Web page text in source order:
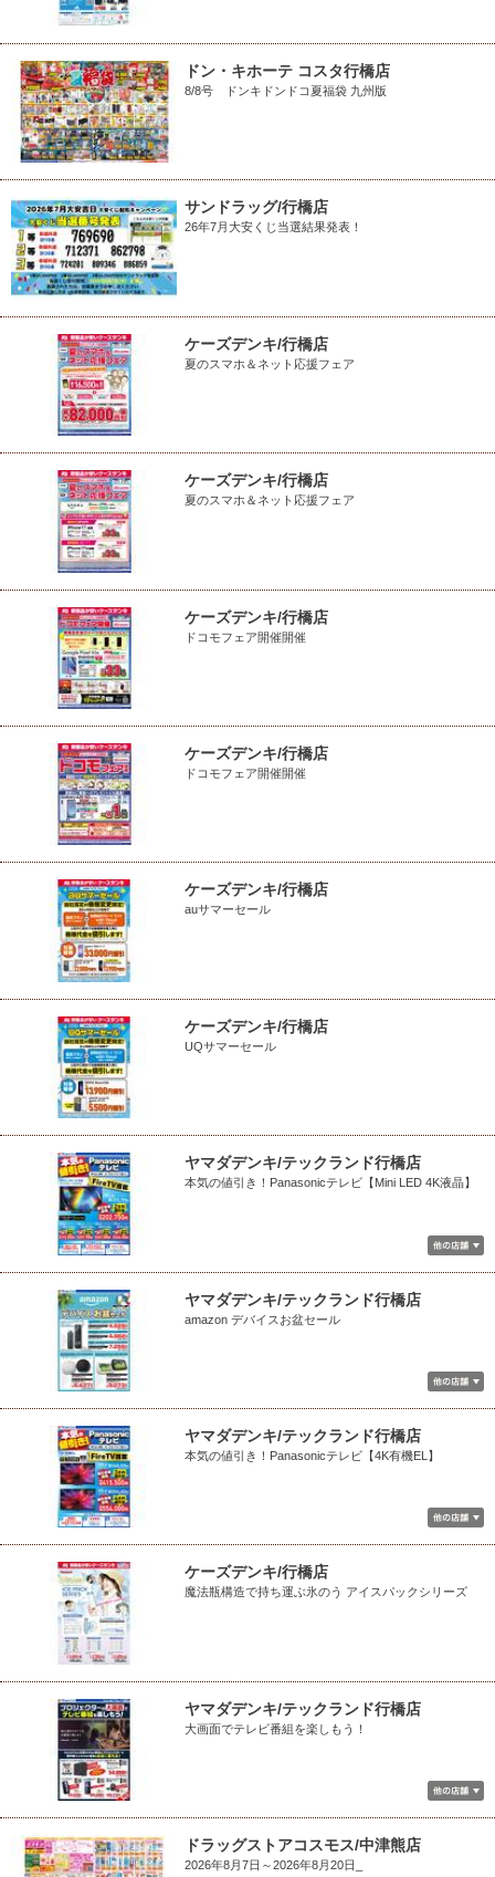
ドン・キホーテ コスタ行橋店
8/8号 ドンキドンドコ夏福袋 九州版
サンドラッグ/行橋店
26年7月大安くじ当選結果発表！
ケーズデンキ/行橋店
夏のスマホ＆ネット応援フェア
ケーズデンキ/行橋店
夏のスマホ＆ネット応援フェア
ケーズデンキ/行橋店
ドコモフェア開催開催
ケーズデンキ/行橋店
ドコモフェア開催開催
ケーズデンキ/行橋店
auサマーセール
ケーズデンキ/行橋店
UQサマーセール
ヤマダデンキ/テックランド行橋店
本気の値引き！Panasonicテレビ【Mini LED 4K液晶】
ヤマダデンキ/テックランド行橋店
amazon デバイスお盆セール
ヤマダデンキ/テックランド行橋店
本気の値引き！Panasonicテレビ【4K有機EL】
ケーズデンキ/行橋店
魔法瓶構造で持ち運ぶ氷のう アイスパックシリーズ
ヤマダデンキ/テックランド行橋店
大画面でテレビ番組を楽しもう！
ドラッグストアコスモス/中津熊店
2026年8月7日～2026年8月20日_